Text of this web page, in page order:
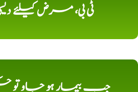
ٹی بی، مرض کیلئے
جب بیمار ہو جاو تو